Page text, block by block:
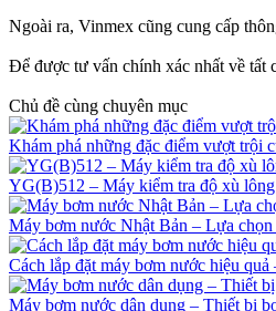
Ngoài ra, Vinmex cũng cung cấp
Để được tư vấn chính xác nhất về tất
Chủ đề cùng chuyên mục
Khám phá những đặc điểm vượt trội
YG(B)512 – Máy kiểm tra độ xù
Máy bơm nước Nhật Bản – Lựa chọn
Cách lắp đặt máy bơm nước hiệu
Máy bơm nước dân dụng – Thiết bị